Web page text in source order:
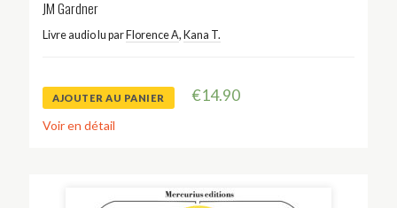
JM Gardner
Livre audio lu par Florence A, Kana T.
AJOUTER AU PANIER €14.90
Voir en détail